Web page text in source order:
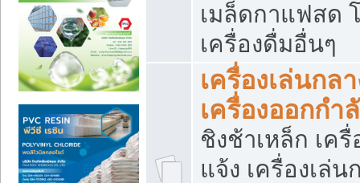
เมล็ดกาแฟสด
เครื่องดื่มอื่นๆ
เครื่องเล่นกล
เครื่องออกกำ
ชิงช้าเหล็ก เค
แจ้ง เครื่องเล่น